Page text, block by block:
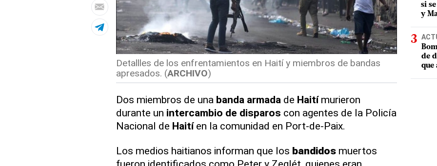
Detallles de los enfrentamientos en Haití y miembros de bandas
apresados. (ARCHIVO)
Dos miembros de una banda armada de Haitímurieron
durante un intercambio de disparos con agentes de la Policía
Nacional de Haitíen la comunidad en Port-de-Paix.
Los medios haitianos informan que los bandidosmuertos
si
y
de
que